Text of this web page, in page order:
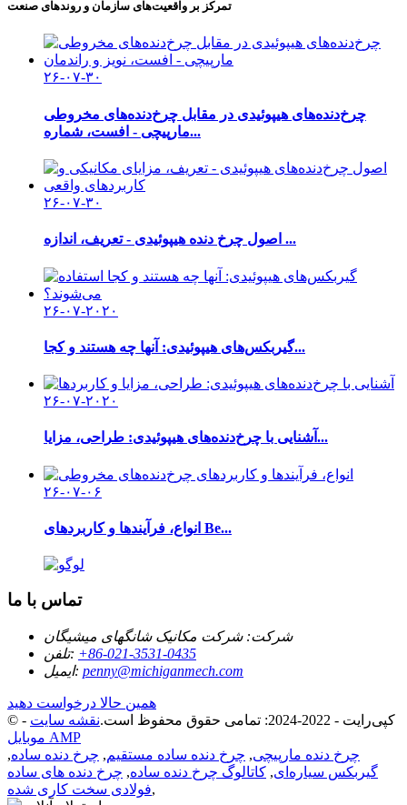
تمرکز بر واقعیت‌های سازمان و روندهای صنعت
۲۶-۰۷-۳۰
چرخ‌دنده‌های هیپوئیدی در مقابل چرخ‌دنده‌های مخروطی
مارپیچی - افست، شماره...
۲۶-۰۷-۳۰
اصول چرخ دنده هیپوئیدی - تعریف، اندازه ...
۲۶-۰۷-۲۰۲۰
گیربکس‌های هیپوئیدی: آنها چه هستند و کجا...
۲۶-۰۷-۲۰۲۰
آشنایی با چرخ‌دنده‌های هیپوئیدی: طراحی، مزایا...
۲۶-۰۷-۰۶
انواع، فرآیندها و کاربردهای Be...
تماس با ما
شرکت: شرکت مکانیک شانگهای میشیگان
تلفن: ‎+86-021-3531-0435‎
ایمیل: penny@michiganmech.com
همین حالا درخواست دهید
© کپی‌رایت - 2022-2024: تمامی حقوق محفوظ است.
نقشه سایت -
موبایل AMP
چرخ دنده مارپیچی, چرخ دنده ساده مستقیم, چرخ دنده ساده,
گیربکس سیاره‌ای, کاتالوگ چرخ دنده ساده, چرخ دنده های ساده
فولادی سخت کاری شده,